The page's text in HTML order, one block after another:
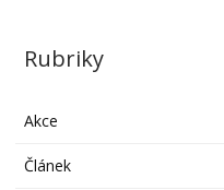
Rubriky
Akce
Článek